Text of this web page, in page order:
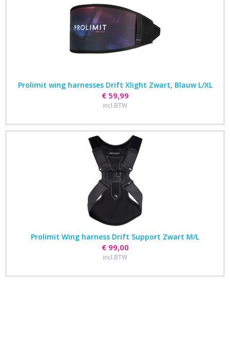
Prolimit wing harnesses Drift Xlight Zwart, Blauw L/XL
€ 59,99
incl.BTW
Prolimit Wing harness Drift Support Zwart M/L
€ 99,00
incl.BTW